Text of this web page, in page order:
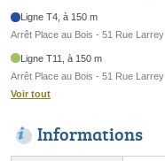
Ligne T4, à 150 m
Arrêt Place au Bois - 51 Rue Larrey
Ligne T11, à 150 m
Arrêt Place au Bois - 51 Rue Larrey
Voir tout
Informations